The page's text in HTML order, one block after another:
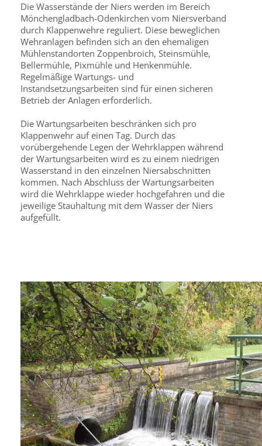
Die Wasserstände der Niers werden im Bereich
Mönchengladbach-Odenkirchen vom Niersverband
durch Klappenwehre reguliert. Diese beweglichen
Wehranlagen befinden sich an den ehemaligen
Mühlenstandorten Zoppenbroich, Steinsmühle,
Bellermühle, Pixmühle und Henkenmühle.
Regelmäßige Wartungs- und
Instandsetzungsarbeiten sind für einen sicheren
Betrieb der Anlagen erforderlich.
Die Wartungsarbeiten beschränken sich pro
Klappenwehr auf einen Tag. Durch das
vorübergehende Legen der Wehrklappen während
der Wartungsarbeiten wird es zu einem niedrigen
Wasserstand in den einzelnen Niersabschnitten
kommen. Nach Abschluss der Wartungsarbeiten
wird die Wehrklappe wieder hochgefahren und die
jeweilige Stauhaltung mit dem Wasser der Niers
aufgefüllt.